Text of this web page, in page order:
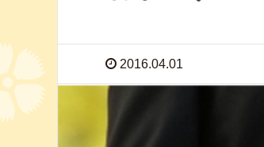
2016.04.01